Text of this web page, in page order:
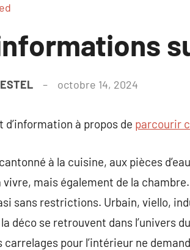
octobre 14, 2024
d’information à propos de parcourir
à la cuisine, aux pièces
vivre, mais également de la
sans restrictions. Urbain, viello,
déco se retrouvent dans l’univers
pour l’intérieur ne